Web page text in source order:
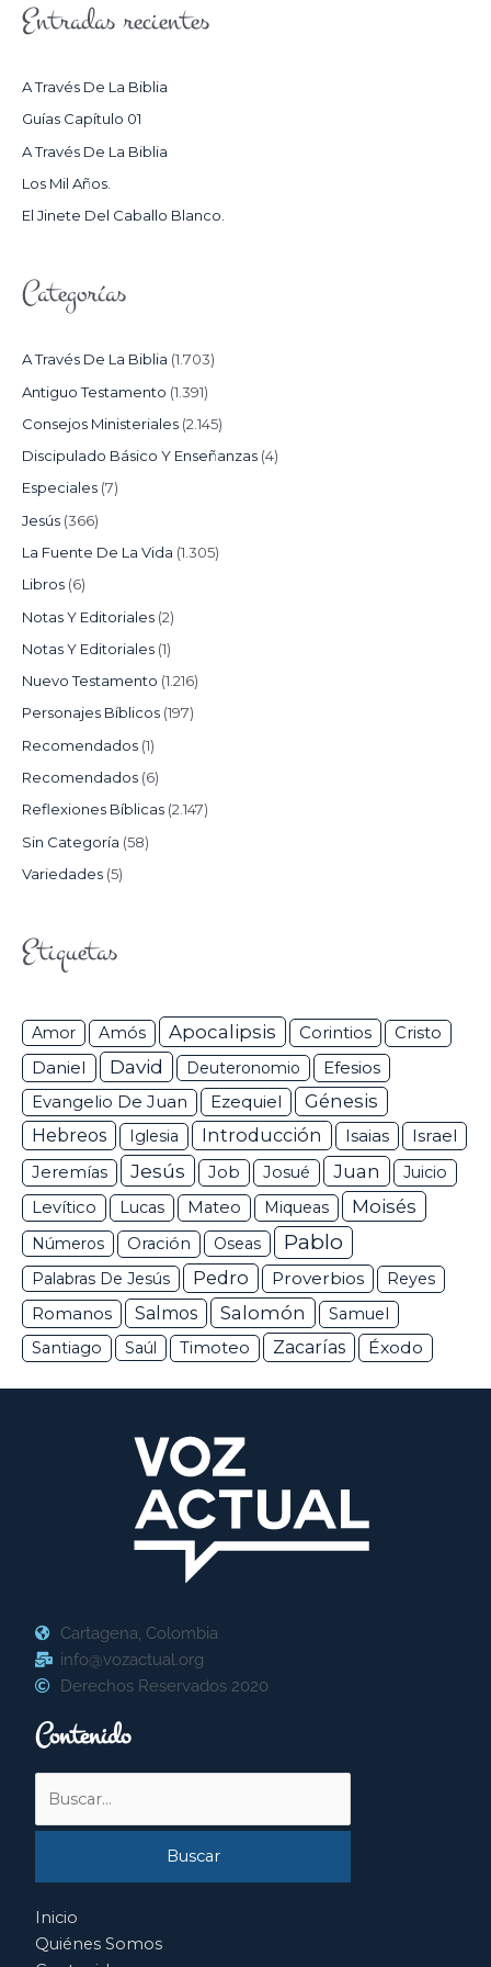
C
R
:
Entradas recientes
A Través De La Biblia
Guías Capítulo 01
A Través De La Biblia
Los Mil Años.
El Jinete Del Caballo Blanco.
Categorías
A Través De La Biblia (1.703)
Antiguo Testamento (1.391)
Consejos Ministeriales (2.145)
Discipulado Básico Y Enseñanzas (4)
Especiales (7)
Jesús (366)
La Fuente De La Vida (1.305)
Libros (6)
Notas Y Editoriales (2)
Notas Y Editoriales (1)
Nuevo Testamento (1.216)
Personajes Bíblicos (197)
Recomendados (1)
Recomendados (6)
Reflexiones Bíblicas (2.147)
Sin Categoría (58)
Variedades (5)
Etiquetas
Amor Amós Apocalipsis Corintios Cristo
Daniel David Deuteronomio Efesios
Evangelio De Juan Ezequiel
Génesis
Hebreos
Iglesia Introducción Isaias Israel
Jeremías Jesús Job Josué Juan
Juicio
Levítico
Lucas Mateo Miqueas Moisés
Números Oración Oseas Pablo
Palabras De Jesús Pedro Proverbios Reyes
Romanos Salmos Salomón
Samuel
Santiago
Saúl Timoteo Zacarías Éxodo
Cartagena, Colombia
info@vozactual.org
Derechos Reservados 2020
Contenido
por:
Inicio
Quiénes Somos